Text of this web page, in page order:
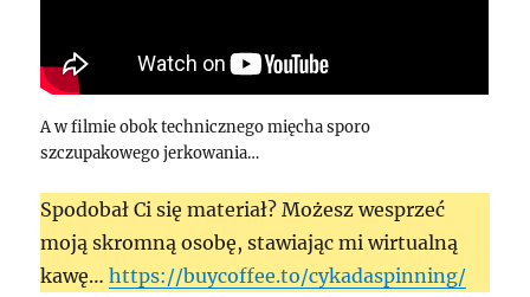
A w filmie obok technicznego mięcha sporo
szczupakowego jerkowania…
Spodobał Ci się materiał? Możesz wesprzeć
moją skromną osobę, stawiając mi wirtualną
kawę…https://buycoffee.to/cykadaspinning/